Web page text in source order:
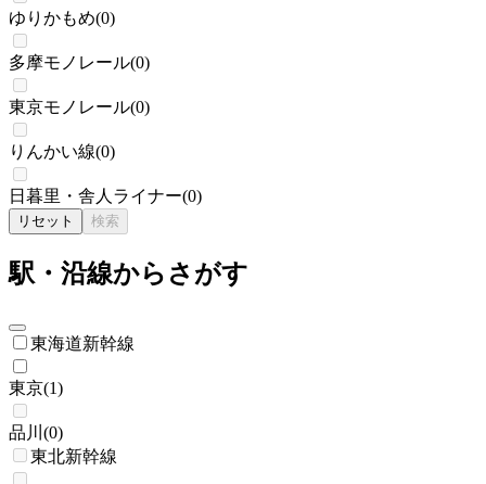
ゆりかもめ(0)
多摩モノレール(0)
東京モノレール(0)
りんかい線(0)
日暮里・舎人ライナー(0)
リセット 検索
駅・沿線からさがす
東海道新幹線
東京(1)
品川 (0)
東北新幹線